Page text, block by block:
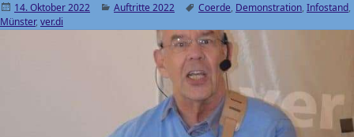
Veröffentlicht
am
14. Oktober 2022 Kategorien
Auftritte 2022 Schlagwörter
Coerde, Demonstration, Infostand,
Münster, ver.di